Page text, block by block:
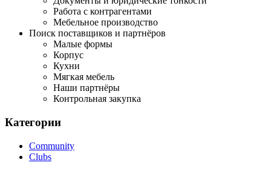
Работа с контрагентами
Мебельное производство
Поиск поставщиков и партнёров
Малые формы
Корпус
Кухни
Мягкая мебель
Наши партнёры
Контрольная закупка
Категории
Community
Clubs